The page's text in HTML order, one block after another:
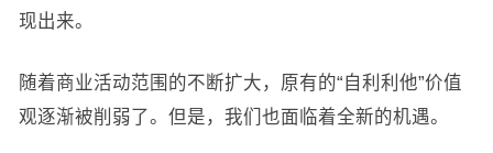
现出来。
随着商业活动范围的不断扩大，原有的“自利利他”价值
观逐渐被削弱了。但是，我们也面临着全新的机遇。